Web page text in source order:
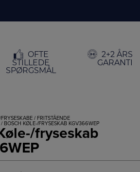
OFTE
STILLEDE
SPØRGSMÅL
2+2 ÅRS
GARANTI
/ FRITSTÅENDE
/ BOSCH KØLE-/FRYSESKAB KGV366WEP
fryseskab